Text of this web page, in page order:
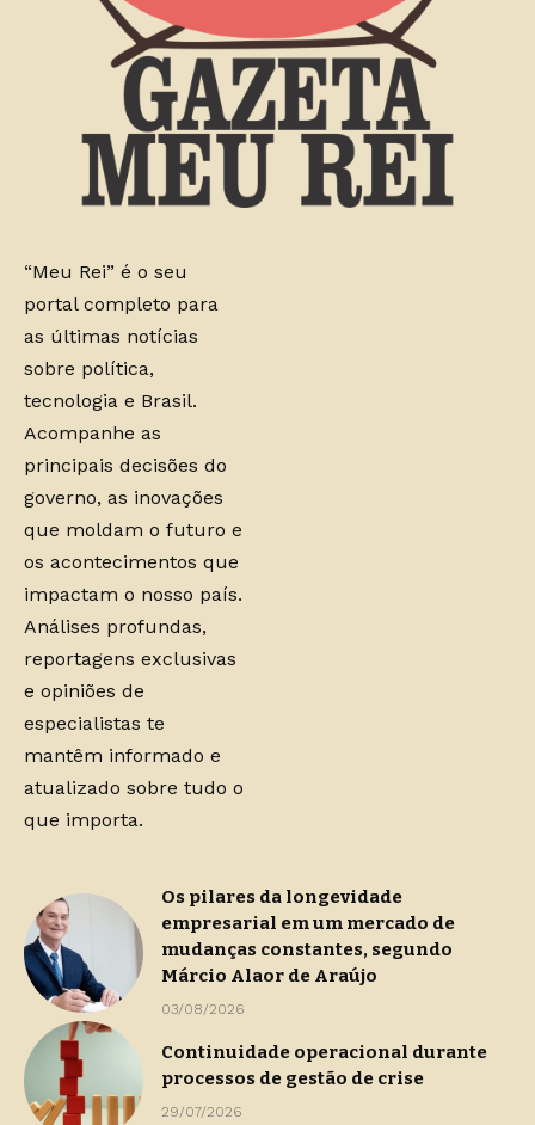
“Meu Rei” é o seu
portal completo para
as últimas notícias
sobre política,
tecnologia e Brasil.
Acompanhe as
principais decisões do
governo, as inovações
que moldam o futuro e
os acontecimentos que
impactam o nosso país.
Análises profundas,
reportagens exclusivas
e opiniões de
especialistas te
mantêm informado e
atualizado sobre tudo o
que importa.
Os pilares da longevidade
empresarial em um mercado de
mudanças constantes, segundo
Márcio Alaor de Araújo
03/08/2026
Continuidade operacional durante
processos de gestão de crise
29/07/2026